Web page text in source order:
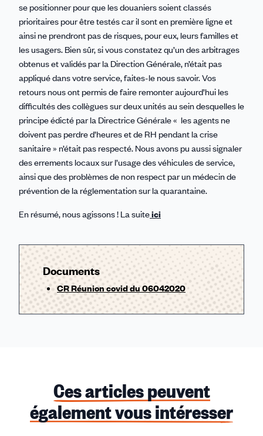
se positionner pour que les douaniers soient classés
prioritaires pour être testés car il sont en première ligne et
ainsi ne prendront pas de risques, pour eux, leurs familles et
les usagers. Bien sûr, si vous constatez qu’un des arbitrages
obtenus et validés par la Direction Générale, n’était pas
appliqué dans votre service, faites-le nous savoir. Vos
retours nous ont permis de faire remonter aujourd’hui les
difficultés des collègues sur deux unités au sein desquelles le
principe édicté par la Directrice Générale « les agents ne
doivent pas perdre d’heures et de RH pendant la crise
sanitaire » n’était pas respecté. Nous avons pu aussi signaler
des errements locaux sur l’usage des véhicules de service,
ainsi que des problèmes de non respect par un médecin de
prévention de la réglementation sur la quarantaine.
En résumé, nous agissons ! La suiteici
Documents
CR Réunion covid du 06042020
Ces articles peuvent
également vous intéresser